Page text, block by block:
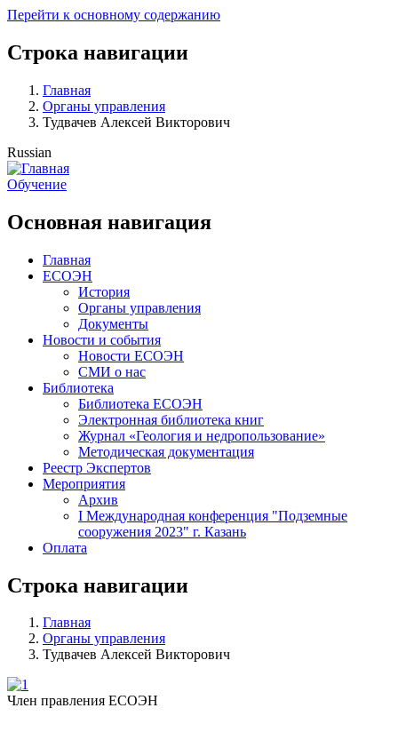
Перейти к основному содержанию
Строка навигации
Главная
Органы управления
Тудвачев Алексей Викторович
Russian
Обучение
Основная навигация
Главная
ЕСОЭН
История
Органы управления
Документы
Новости и события
Новости ЕСОЭН
СМИ о нас
Библиотека
Библиотека ЕСОЭН
Электронная библиотека книг
Журнал «Геология и недропользование»
Методическая документация
Реестр Экспертов
Мероприятия
Архив
I Международная конференция "Подземные
сооружения 2023" г. Казань
Оплата
Строка навигации
Главная
Органы управления
Тудвачев Алексей Викторович
Член правления ЕСОЭН